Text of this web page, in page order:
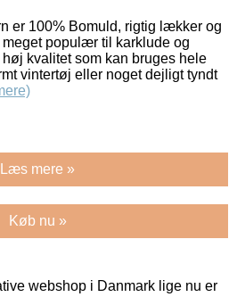
er 100% Bomuld, rigtig lækker og
populær til karklude og
kvalitet som kan bruges hele
vintertøj eller noget dejligt tyndt
Læs mere »
Køb nu »
webshop i Danmark lige nu er